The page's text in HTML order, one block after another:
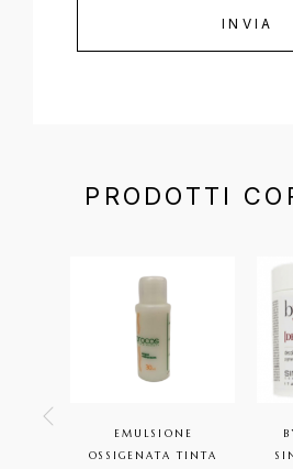
PRODOTTI
EMULSIONE
OSSIGENATA TINTA